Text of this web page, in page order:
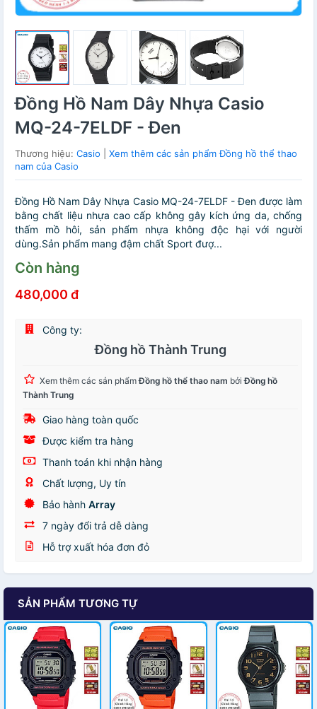
Đồng Hồ Nam Dây Nhựa Casio
MQ-24-7ELDF - Đen
Thương hiệu: Casio
Xem thêm các sản phẩm Đồng hồ thể thao
nam của Casio
Đồng Hồ Nam Dây Nhựa Casio MQ-24-7ELDF - Đen được làm
bằng chất liệu nhựa cao cấp không gây kích ứng da, chống
thấm mồ hôi, sản phẩm nhựa không độc hại với người
dùng.Sản phẩm mang đậm chất Sport đượ...
Còn hàng
480,000 đ
Công ty:
Đồng hồ Thành Trung
Xem thêm các sản phẩmĐồng hồ thể thao nam bởiĐồng hồ
Thành Trung
Giao hàng toàn quốc
Được kiểm tra hàng
Thanh toán khi nhận hàng
Chất lượng, Uy tín
Bảo hành Array
7 ngày đổi trả dễ dàng
Hỗ trợ xuất hóa đơn đỏ
SẢN PHẨM TƯƠNG TỰ